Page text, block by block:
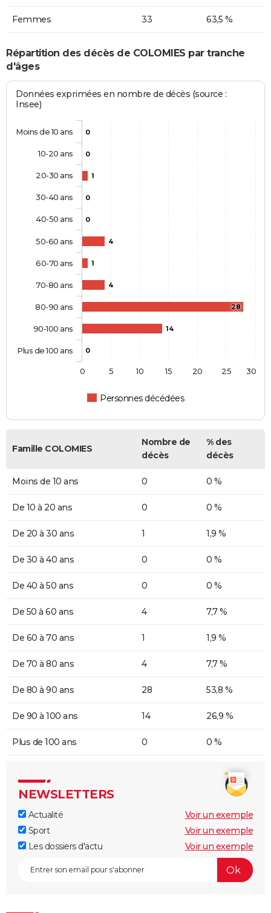
Femmes 33 63,5 %
Répartition des décès de COLOMIES par tranche
d'âges
Données exprimées en nombre de décès (source :
Insee)
0
0
1
0
0
4
1
4
28
14
0
Personnes décédées
Moins de 10 ans
10-20 ans
20-30 ans
30-40 ans
40-50 ans
50-60 ans
60-70 ans
70-80 ans
80-90 ans
90-100 ans
Plus de 100 ans
0 5 10 15 20 25 30
Famille COLOMIES
Nombre de
décès
% des
décès
Moins de 10 ans 0 0 %
De 10 à 20 ans 0 0 %
De 20 à 30 ans 1 1,9 %
De 30 à 40 ans 0 0 %
De 40 à 50 ans 0 0 %
De 50 à 60 ans 4 7,7 %
De 60 à 70 ans 1 1,9 %
De 70 à 80 ans 4 7,7 %
De 80 à 90 ans 28 53,8 %
De 90 à 100 ans 14 26,9 %
Plus de 100 ans 0 0 %
NEWSLETTERS
Actualité
Voir un exemple
Sport
Voir un exemple
Les dossiers d'actu
Voir un exemple